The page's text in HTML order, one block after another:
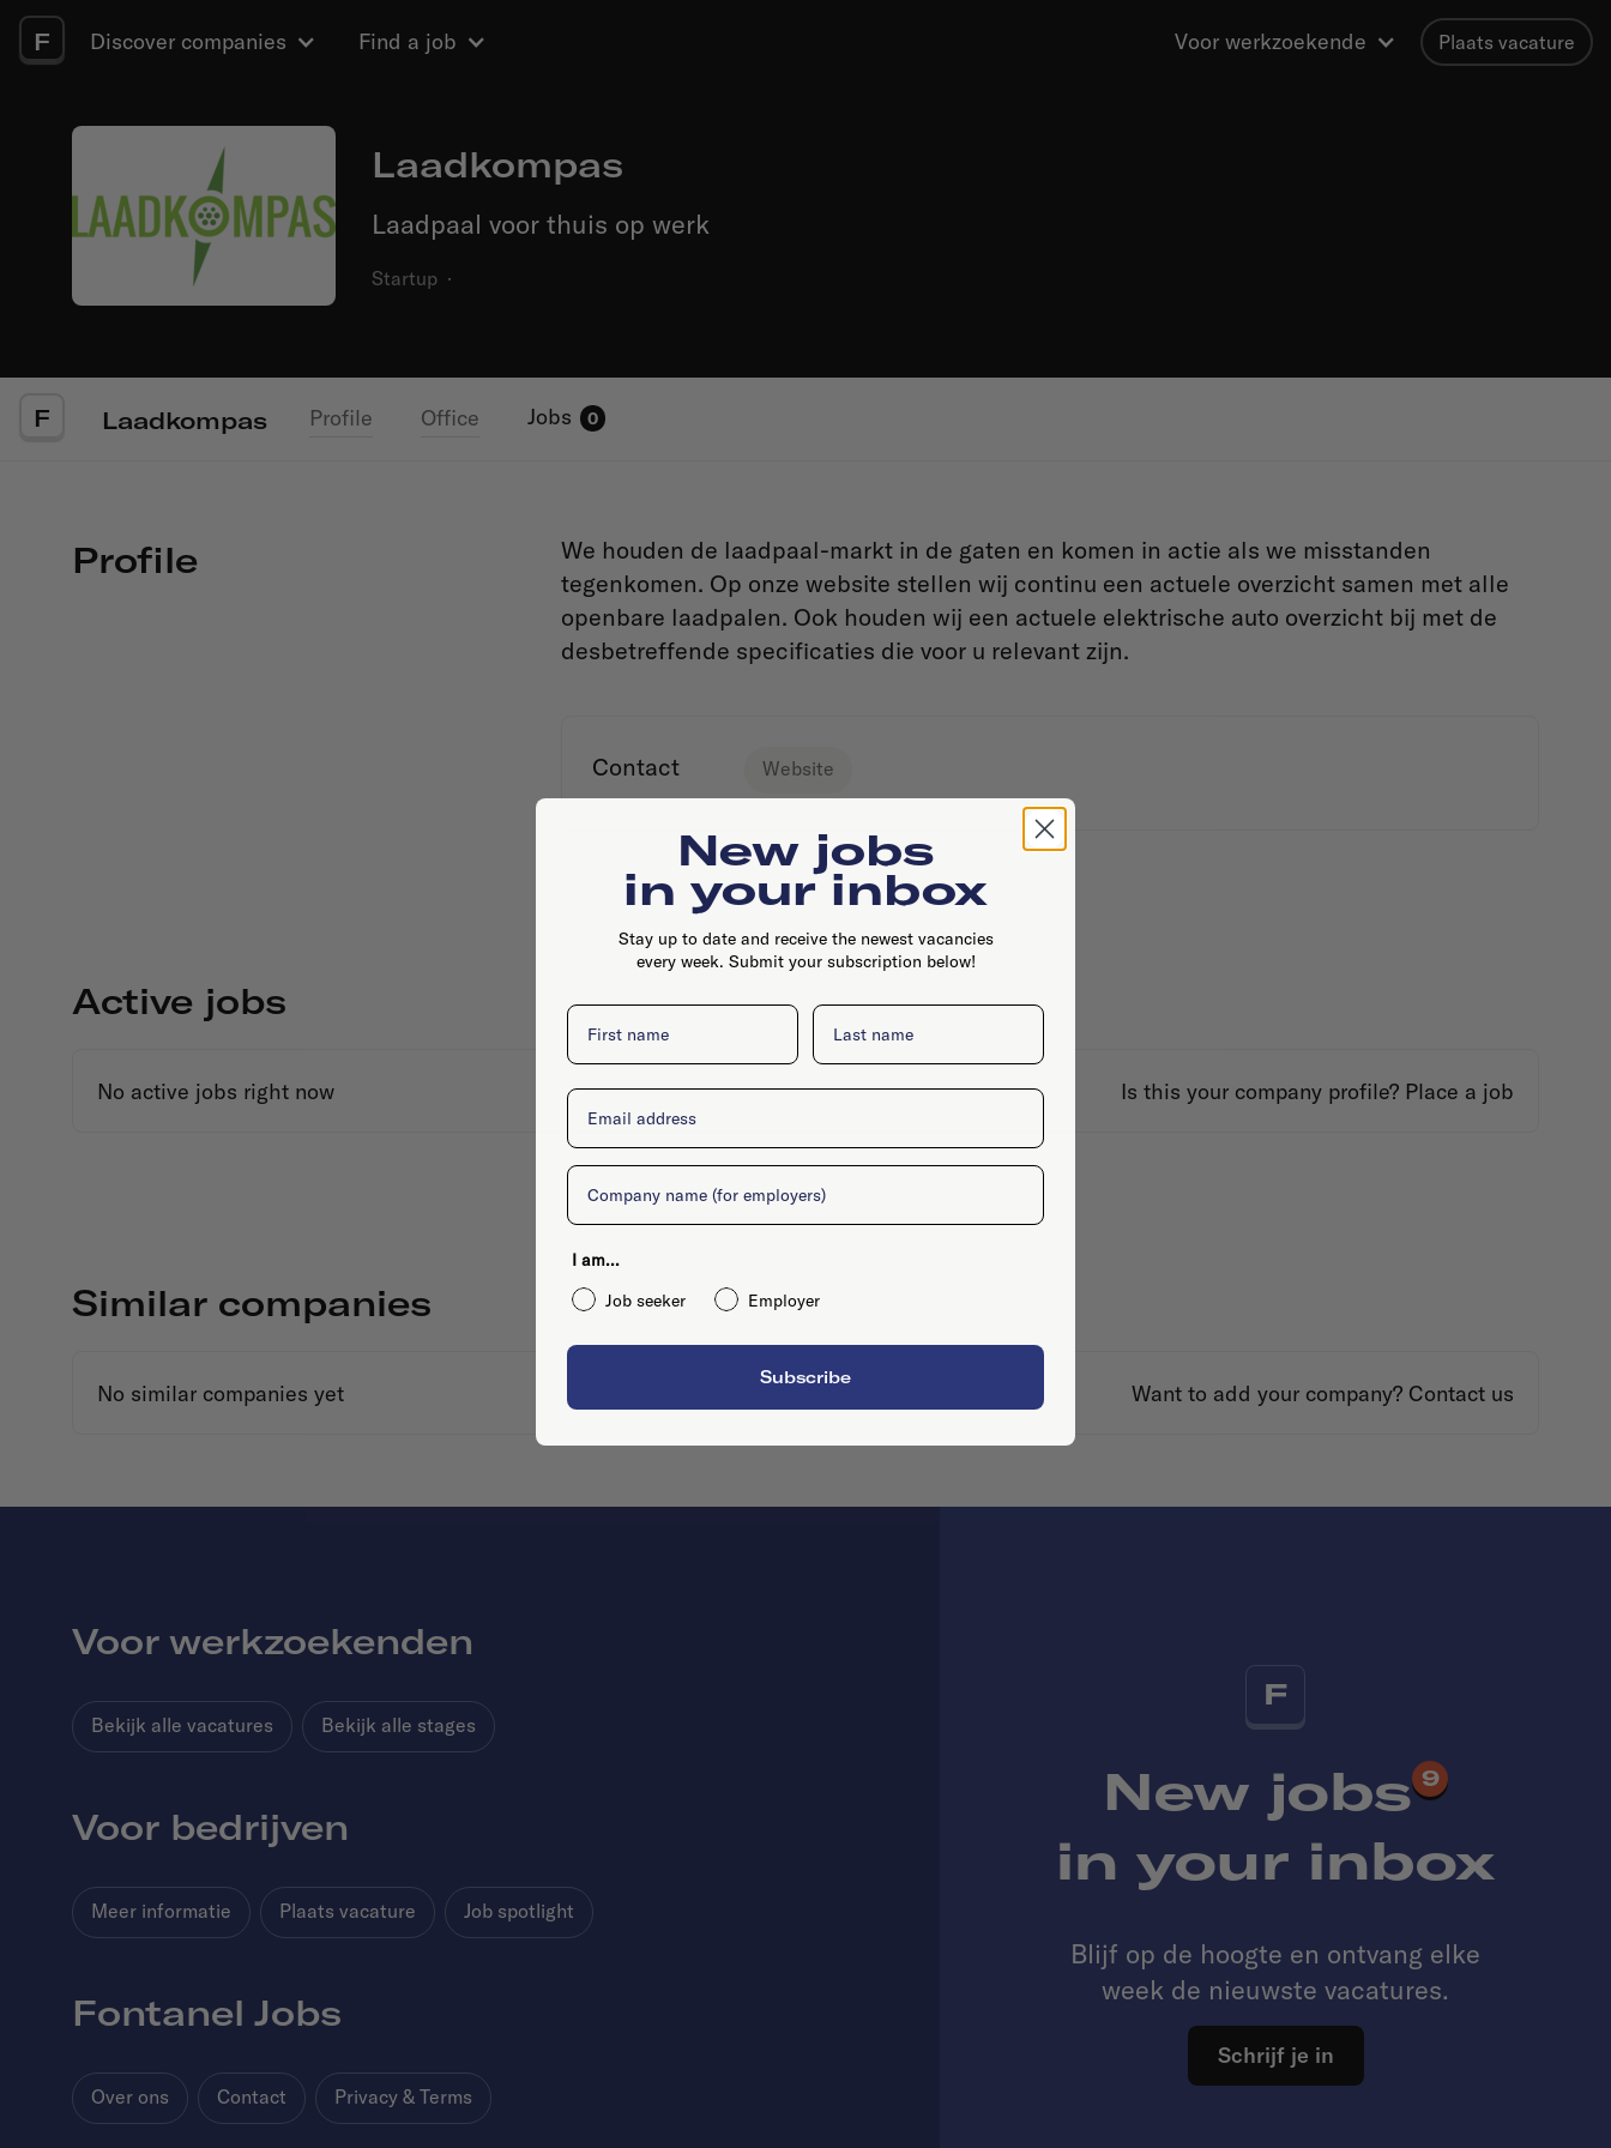
F Discover companies Find a job Voor werkzoekende Plaats vacature
Laadkompas
Laadpaal voor thuis op werk
Startup ·
F Laadkompas Profile Office Jobs 0
Profile
We houden de laadpaal-markt in de gaten en komen in actie als we misstanden
tegenkomen. Op onze website stellen wij continu een actuele overzicht samen met alle
openbare laadpalen. Ook houden wij een actuele elektrische auto overzicht bij met de
desbetreffende specificaties die voor u relevant zijn.
Contact Website
Active jobs
No active jobs right now Is this your company profile? Place a job
Similar companies
No similar companies yet Want to add your company? Contact us
F
New jobs 9
in your inbox
Blijf op de hoogte en ontvang elke
week de nieuwste vacatures.
Schrijf je in
Voor werkzoekenden
Bekijk alle vacatures Bekijk alle stages
Voor bedrijven
Meer informatie Plaats vacature Job spotlight
Fontanel Jobs
Over ons Contact Privacy & Terms
New jobs
in your inbox
Stay up to date and receive the newest vacancies
every week. Submit your subscription below!
First name Last name
Email
Company
I am...
Job seeker
Employer
Subscribe